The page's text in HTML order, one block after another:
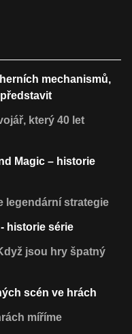
mechanismů,
který 40 let
Magic – historie
legendární strategie
historie série
jsou hry špatný
scén ve hrách
míříme